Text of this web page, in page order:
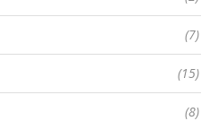
(7)
(15)
(8)